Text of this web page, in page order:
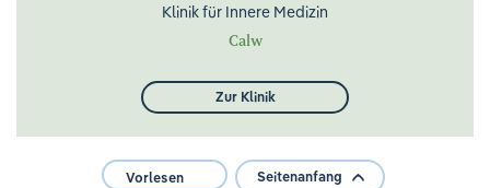
Klinik für Innere Medizin
Calw
Zur Klinik
Vorlesen Seitenanfang